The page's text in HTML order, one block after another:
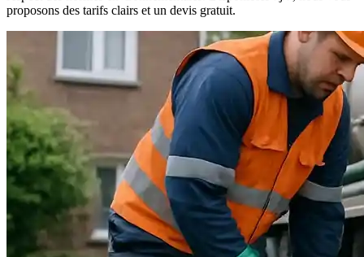
proposons des tarifs clairs et un devis gratuit.